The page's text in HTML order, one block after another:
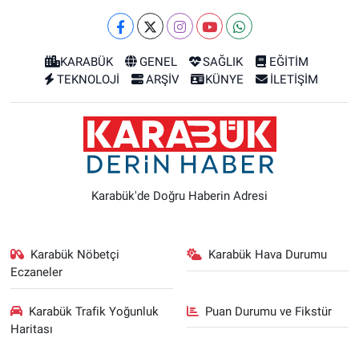
KARABÜK GENEL SAĞLIK
EĞİTİM
TEKNOLOJİ
ARŞİV KÜNYE İLETİŞİM
Karabük'de Doğru Haberin Adresi
Karabük Nöbetçi
Eczaneler
Karabük Hava Durumu
Karabük Trafik Yoğunluk
Haritası
Puan Durumu ve Fikstür